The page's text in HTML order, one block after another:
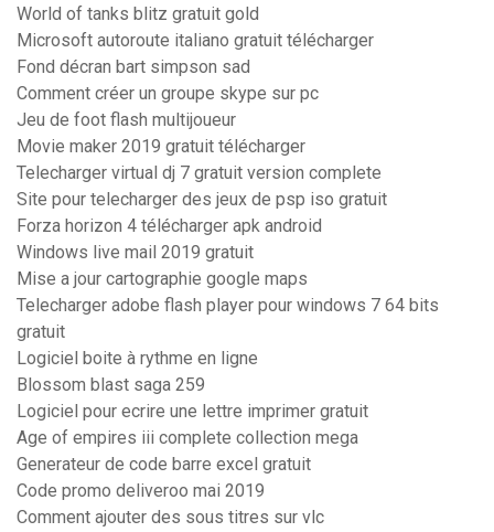
World of tanks blitz gratuit gold
Microsoft autoroute italiano gratuit télécharger
Fond décran bart simpson sad
Comment créer un groupe skype sur pc
Jeu de foot flash multijoueur
Movie maker 2019 gratuit télécharger
Telecharger virtual dj 7 gratuit version complete
Site pour telecharger des jeux de psp iso gratuit
Forza horizon 4 télécharger apk android
Windows live mail 2019 gratuit
Mise a jour cartographie google maps
Telecharger adobe flash player pour windows 7 64 bits
gratuit
Logiciel boite à rythme en ligne
Blossom blast saga 259
Logiciel pour ecrire une lettre imprimer gratuit
Age of empires iii complete collection mega
Generateur de code barre excel gratuit
Code promo deliveroo mai 2019
Comment ajouter des sous titres sur vlc